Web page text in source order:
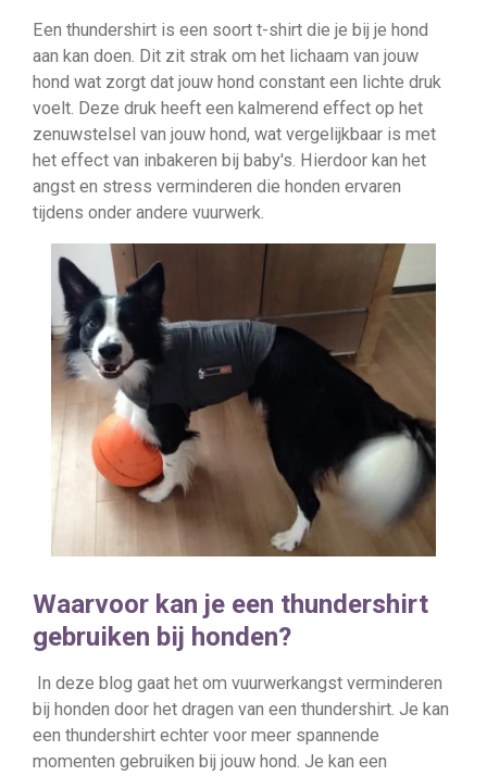
Een thundershirt is een soort t-shirt die je bij je hond
aan kan doen. Dit zit strak om het lichaam van jouw
hond wat zorgt dat jouw hond constant een lichte druk
voelt. Deze druk heeft een kalmerend effect op het
zenuwstelsel van jouw hond, wat vergelijkbaar is met
het effect van inbakeren bij baby's. Hierdoor kan het
angst en stress verminderen die honden ervaren
tijdens onder andere vuurwerk.
Waarvoor kan je een thundershirt
gebruiken bij honden?
In deze blog gaat het om vuurwerkangst verminderen
bij honden door het dragen van een thundershirt. Je kan
een thundershirt echter voor meer spannende
momenten gebruiken bij jouw hond. Je kan een